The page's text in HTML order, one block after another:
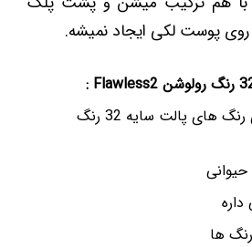
پوست لکی ایجاد نمیشه.
موندگاری بسیار بالای رنگ های پالت سایه 32 رنگ
ها